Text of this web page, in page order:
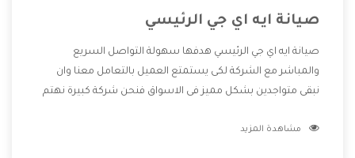
صيانة ايه اي جي الرئيسي
صيانة ايه اي جي الرئيسي هدفها سهولة التواصل السريع
والمباشر مع الشركة لكى يستمتع العميل بالتعامل معنا وان
نبقى متواجدين بشكل مميز فى الاسواق فنحن شركة كبيرة نهتم
الشركة بها والتى تكون منها خدمة الصيانة التى تكون من أهم
مشاهدة المزيد